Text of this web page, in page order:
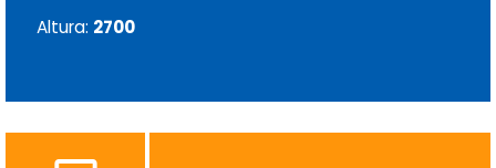
Altura: 2700